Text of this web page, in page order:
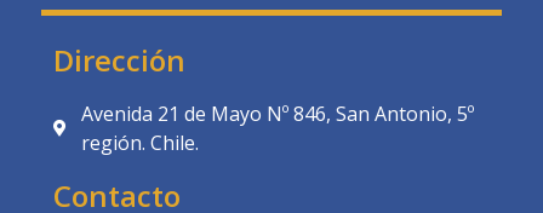
Dirección
Avenida 21 de Mayo Nº 846, San Antonio, 5º
región. Chile.
Contacto